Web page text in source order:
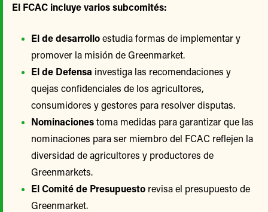
El FCAC incluye varios subcomités:
El de desarrolloestudia formas de implementar y
promover la misión de Greenmarket.
El de Defensa investiga las recomendaciones y
quejas confidenciales de los agricultores,
consumidores y gestores para resolver disputas.
Nominacionestoma medidas para garantizar que las
nominaciones para ser miembro del FCAC reflejen la
diversidad de agricultores y productores de
Greenmarkets.
El Comité de Presupuesto revisa el presupuesto de
Greenmarket.